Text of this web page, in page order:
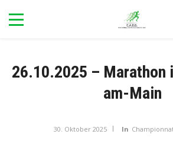
26.10.2025 – Marathon
am-Main
30. Oktober 2025 In